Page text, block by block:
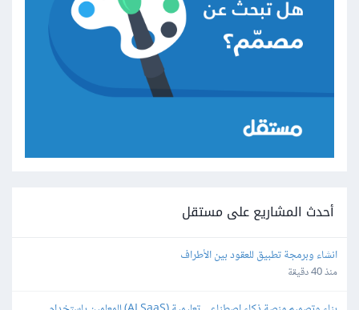
أحدث المشاريع على مستقل
انشاء وبرمجة تطبيق للعقود بين الأطراف
منذ 40 دقيقة